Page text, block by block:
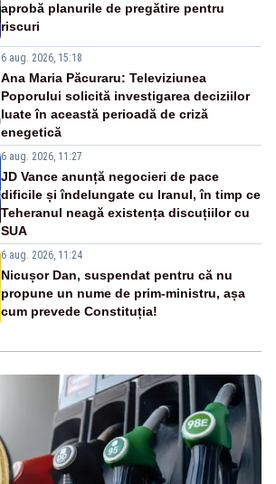
aprobă planurile de pregătire pentru
riscuri
6 aug. 2026, 15:18
Ana Maria Păcuraru: Televiziunea
Poporului solicită investigarea deciziilor
luate în această perioadă de criză
enegetică
6 aug. 2026, 11:27
JD Vance anunță negocieri de pace
dificile și îndelungate cu Iranul, în timp ce
Teheranul neagă existența discuțiilor cu
SUA
6 aug. 2026, 11:24
Nicușor Dan, suspendat pentru că nu
propune un nume de prim-ministru, așa
cum prevede Constituția!